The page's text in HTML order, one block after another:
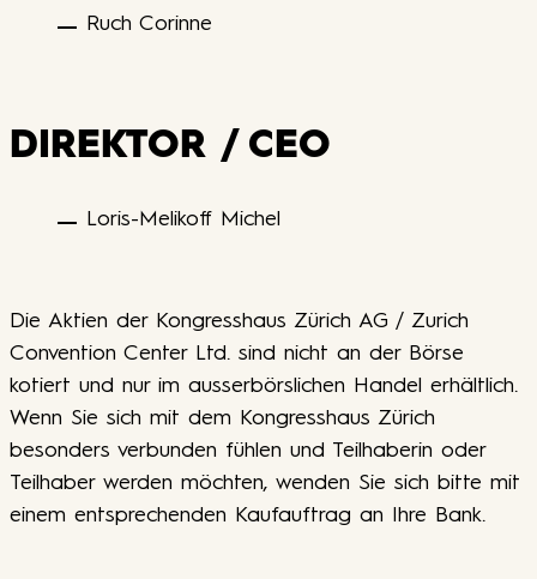
Ruch Corinne
DIREKTOR / CEO
Loris-Melikoff Michel
Die Aktien der Kongresshaus Zürich AG / Zurich
Convention Center Ltd. sind nicht an der Börse
kotiert und nur im ausserbörslichen Handel erhältlich.
Wenn Sie sich mit dem Kongresshaus Zürich
besonders verbunden fühlen und Teilhaberin oder
Teilhaber werden möchten, wenden Sie sich bitte mit
einem entsprechenden Kaufauftrag an Ihre Bank.